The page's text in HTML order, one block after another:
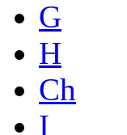
G
H
Ch
I